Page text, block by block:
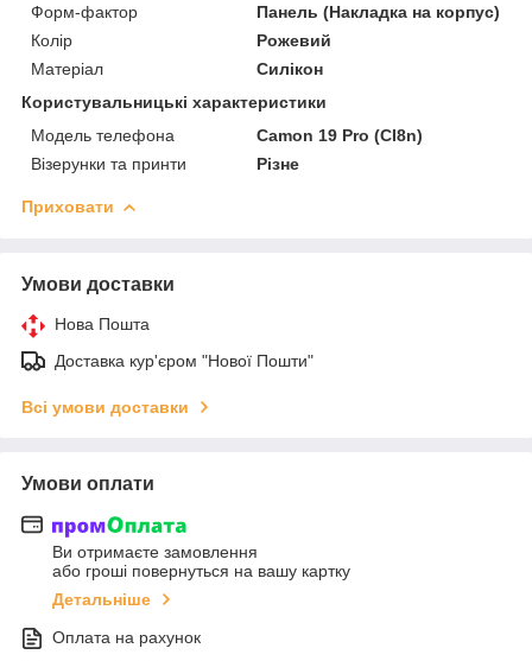
Форм-фактор
Панель (Накладка на корпус)
Колір
Рожевий
Матеріал
Силікон
Користувальницькі характеристики
Модель телефона
Camon 19 Pro (CI8n)
Візерунки та принти
Різне
Приховати
Умови доставки
Нова Пошта
Доставка кур'єром "Нової Пошти"
Всі умови доставки
Умови оплати
Ви отримаєте замовлення
або гроші повернуться на вашу картку
Детальніше
Оплата на рахунок